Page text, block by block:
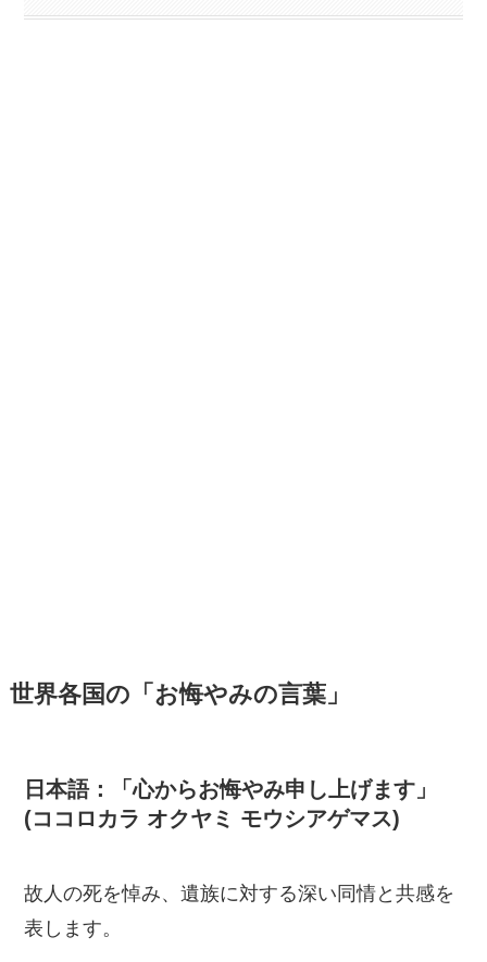
世界各国の「お悔やみの言葉」
日本語：「心からお悔やみ申し上げます」
(ココロカラ オクヤミ モウシアゲマス)
故人の死を悼み、遺族に対する深い同情と共感を
表します。